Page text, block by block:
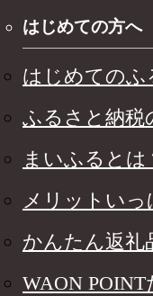
はじめての方へ
はじめてのふ
ふるさと納税
まいふるとは
メリットい
かんたん返礼
WAON